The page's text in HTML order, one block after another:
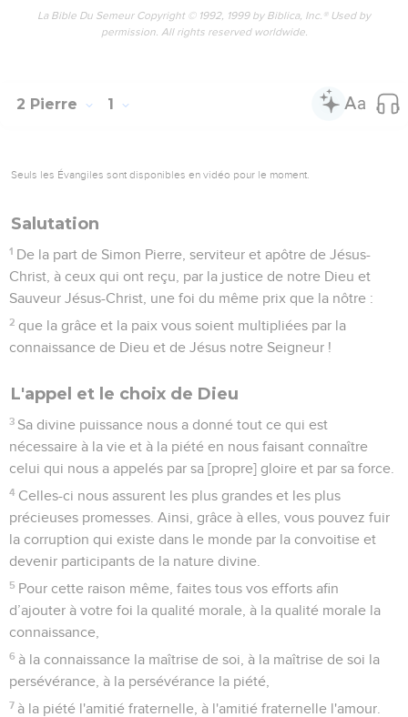
La Bible Du Semeur Copyright © 1992, 1999 by Biblica, Inc.® Used by
permission. All rights reserved worldwide.
2 Pierre 1
Seuls les Évangiles sont disponibles en vidéo pour le moment.
Salutation
1 De la part de Simon Pierre, serviteur et apôtre de Jésus-
Christ, à ceux qui ont reçu, par la justice de notre Dieu et
Sauveur Jésus-Christ, une foi du même prix que la nôtre :
2 que la grâce et la paix vous soient multipliées par la
connaissance de Dieu et de Jésus notre Seigneur !
L'appel et le choix de Dieu
3 Sa divine puissance nous a donné tout ce qui est
nécessaire à la vie et à la piété en nous faisant connaître
celui qui nous a appelés par sa [propre] gloire et par sa force.
4 Celles-ci nous assurent les plus grandes et les plus
précieuses promesses. Ainsi, grâce à elles, vous pouvez fuir
la corruption qui existe dans le monde par la convoitise et
devenir participants de la nature divine.
5 Pour cette raison même, faites tous vos efforts afin
d’ajouter à votre foi la qualité morale, à la qualité morale la
connaissance,
6 à la connaissance la maîtrise de soi, à la maîtrise de soi la
persévérance, à la persévérance la piété,
7 à la piété l'amitié fraternelle, à l'amitié fraternelle l'amour.